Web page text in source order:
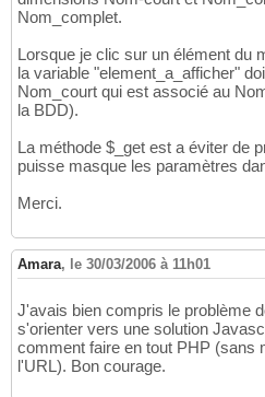
Nom_complet.
Lorsque je clic sur un élément du
la variable "element_a_afficher"
Nom_court qui est associé au
la BDD).
La méthode $_get est a éviter de
puisse masque les paramètres
Merci.
Amara, le 30/03/2006 à 11h01
J'avais bien compris le problème
s'orienter vers une solution
comment faire en tout PHP (sans
l'URL). Bon courage.